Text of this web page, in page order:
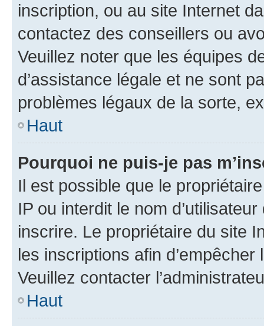
inscription, ou au site Internet
contactez des conseillers ou
Veuillez noter que les équipes
d’assistance légale et ne sont
problèmes légaux de la sorte,
Haut
Pourquoi ne puis-je pas
Il est possible que le
IP ou interdit le nom
inscrire. Le propriétaire du site
les inscriptions afin
Veuillez contacter
Haut